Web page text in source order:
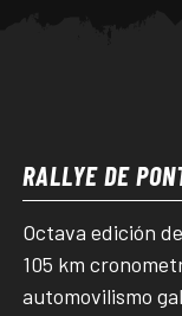
RALLYE DE
Octava edición
105 km
automovilismo